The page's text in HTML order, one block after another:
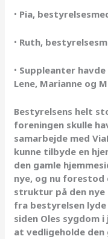
• Pia,
• Ruth,
• Suppleanter
Lene, Marianne og
Bestyrelsens helt
foreningen skulle
samarbejde med
kunne tilbyde en
den gamle
nye, og nu
struktur på den nye
fra bestyrelsen
siden Oles sygdom
at vedligeholde den